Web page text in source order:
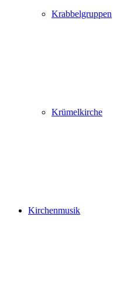
Krabbelgruppen
Krümelkirche
Kirchenmusik